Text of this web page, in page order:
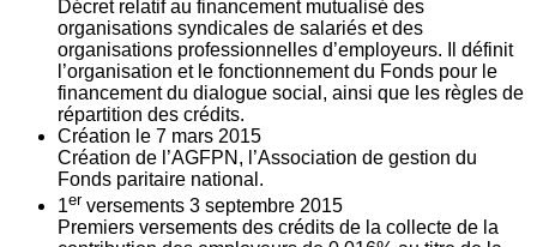
Décret relatif au financement mutualisé des
organisations syndicales de salariés et des
organisations professionnelles d’employeurs. Il définit
l’organisation et le fonctionnement du Fonds pour le
financement du dialogue social, ainsi que les règles de
répartition des crédits.
Création le 7 mars 2015
Création de l’AGFPN, l’Association de gestion du
Fonds paritaire national.
1er versements 3 septembre 2015
Premiers versements des crédits de la collecte de la